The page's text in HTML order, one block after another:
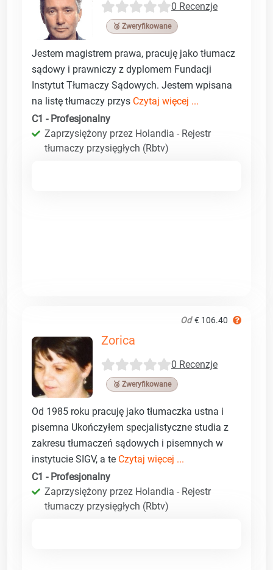
0 Recenzje
🥉 Zweryfikowane
Jestem magistrem prawa, pracuję jako tłumacz
sądowy i prawniczy z dyplomem Fundacji
Instytut Tłumaczy Sądowych. Jestem wpisana
na listę tłumaczy przys Czytaj więcej ...
C1 - Profesjonalny
Zaprzysiężony przez Holandia - Rejestr
tłumaczy przysięgłych (Rbtv)
Od € 106.40
Zorica
0 Recenzje
🥉 Zweryfikowane
Od 1985 roku pracuję jako tłumaczka ustna i
pisemna Ukończyłem specjalistyczne studia z
zakresu tłumaczeń sądowych i pisemnych w
instytucie SIGV, a te Czytaj więcej ...
C1 - Profesjonalny
Zaprzysiężony przez Holandia - Rejestr
tłumaczy przysięgłych (Rbtv)